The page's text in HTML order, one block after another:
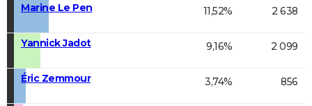
Marine Le Pen 11,52% 2 638
Yannick Jadot 9,16% 2 099
Éric Zemmour 3,74% 856